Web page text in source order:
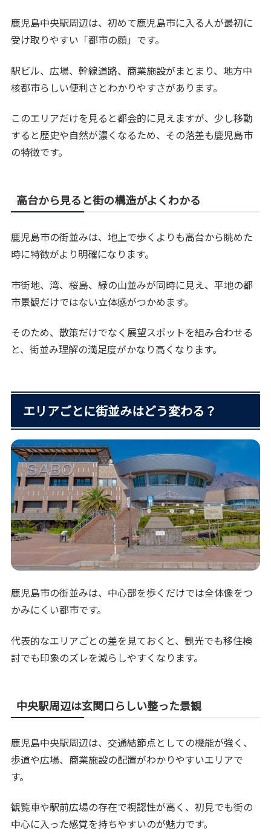
鹿児島中央駅周辺は、初めて鹿児島市に入る人が最初に
受け取りやすい「都市の顔」です。
駅ビル、広場、幹線道路、商業施設がまとまり、地方中
核都市らしい便利さとわかりやすさがあります。
このエリアだけを見ると都会的に見えますが、少し移動
すると歴史や自然が濃くなるため、その落差も鹿児島市
の特徴です。
高台から見ると街の構造がよくわかる
鹿児島市の街並みは、地上で歩くよりも高台から眺めた
時に特徴がより明確になります。
市街地、湾、桜島、緑の山並みが同時に見え、平地の都
市景観だけではない立体感がつかめます。
そのため、散策だけでなく展望スポットを組み合わせる
と、街並み理解の満足度がかなり高くなります。
エリアごとに街並みはどう変わる？
鹿児島市の街並みは、中心部を歩くだけでは全体像をつ
かみにくい都市です。
代表的なエリアごとの差を見ておくと、観光でも移住検
討でも印象のズレを減らしやすくなります。
中央駅周辺は玄関口らしい整った景観
鹿児島中央駅周辺は、交通結節点としての機能が強く、
歩道や広場、商業施設の配置がわかりやすいエリアで
す。
観覧車や駅前広場の存在で視認性が高く、初見でも街の
中心に入った感覚を持ちやすいのが魅力です。